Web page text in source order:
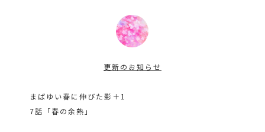
更新のお知らせ
まばゆい春に伸びた影＋1
7話「春の余熱」